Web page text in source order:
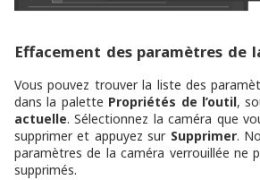
Effacement des paramètres de
Vous pouvez trouver la liste des
dans la palette Propriétés de l’outil,
actuelle. Sélectionnez la caméra que
supprimer et appuyez sur Supprimer.
paramètres de la caméra verrouillée ne
supprimés.